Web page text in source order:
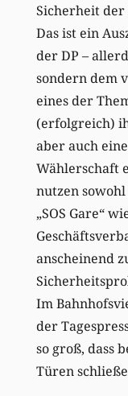
Sicherheit der
Das ist ein
der DP –
sondern dem
eines der
(erfolgreich)
aber auch
Wählerschaft
nutzen
„SOS Gare“
anscheinend
Im
der
so groß, dass
Türen